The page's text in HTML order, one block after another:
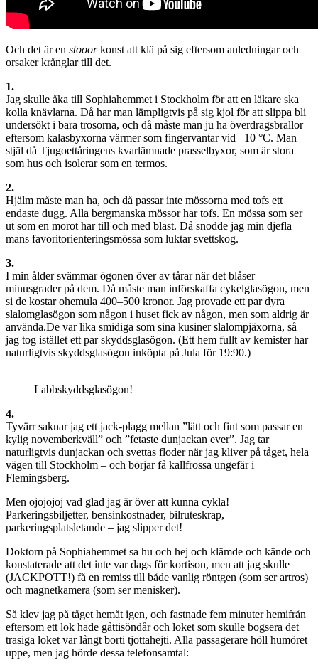
Och det är en stooorkonst att klä på sig eftersom anledningar och
orsaker krånglar till det.
1.
Jag skulle åka till Sophiahemmet i Stockholm för att en läkare ska
kolla knävlarna. Då har man lämpligtvis på sig kjol för att slippa bli
undersökt i bara trosorna, och då måste man ju ha överdragsbrallor
eftersom kalasbyxorna värmer som fingervantar vid –10 °C. Man
stjäl då Tjugoettåringens kvarlämnade prasselbyxor, som är stora
som hus och isolerar som en termos.
2.
Hjälm måste man ha, och då passar inte mössorna med tofs ett
endaste dugg. Alla bergmanska mössor har tofs. En mössa som ser
ut som en morot har till och med blast. Då snodde jag min djefla
mans favoritorienteringsmössa som luktar svettskog.
3.
I min ålder svämmar ögonen över av tårar när det blåser
minusgrader på dem. Då måste man införskaffa cykelglasögon, men
si de kostar ohemula 400–500 kronor. Jag provade ett par dyra
slalomglasögon som någon i huset fick av någon, men som aldrig är
använda.De var lika smidiga som sina kusiner slalompjäxorna, så
jag tog istället ett par skyddsglasögon. (Ett hem fullt av kemister har
naturligtvis skyddsglasögon inköpta på Jula för 19:90.)
Labbskyddsglasögon!
4.
Tyvärr saknar jag ett jack-plagg mellan ”lätt och fint som passar en
kylig novemberkväll” och ”fetaste dunjackan ever”. Jag tar
naturligtvis dunjackan och svettas floder när jag kliver på tåget, hela
vägen till Stockholm – och börjar få kallfrossa ungefär i
Flemingsberg.
Men ojojojoj vad glad jag är över att kunna cykla!
Parkeringsbiljetter, bensinkostnader, bilruteskrap,
parkeringsplatsletande – jag slipper det!
Doktorn på Sophiahemmet sa hu och hej och klämde och kände och
konstaterade att det inte var dags för kortison, men att jag skulle
(JACKPOTT!) få en remiss till både vanlig röntgen (som ser artros)
och magnetkamera (som ser menisker).
Så klev jag på tåget hemåt igen, och fastnade fem minuter hemifrån
eftersom ett lok hade gåttisöndår och loket som skulle bogsera det
trasiga loket var långt borti tjottahejti. Alla passagerare höll humöret
uppe, men jag hörde dessa telefonsamtal: